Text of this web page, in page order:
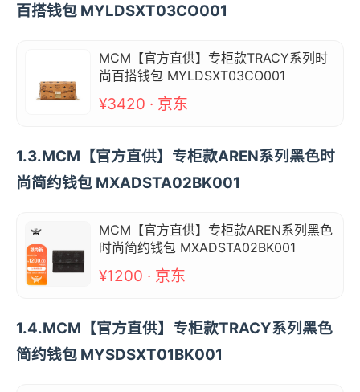
百搭钱包 MYLDSXT03CO001
MCM【官方直供】专柜款TRACY系列时
尚百搭钱包 MYLDSXT03CO001
¥3420 · 京东
1.3.MCM【官方直供】专柜款AREN系列黑色时
尚简约钱包 MXADSTA02BK001
MCM【官方直供】专柜款AREN系列黑色
时尚简约钱包 MXADSTA02BK001
¥1200 · 京东
1.4.MCM【官方直供】专柜款TRACY系列黑色
简约钱包 MYSDSXT01BK001